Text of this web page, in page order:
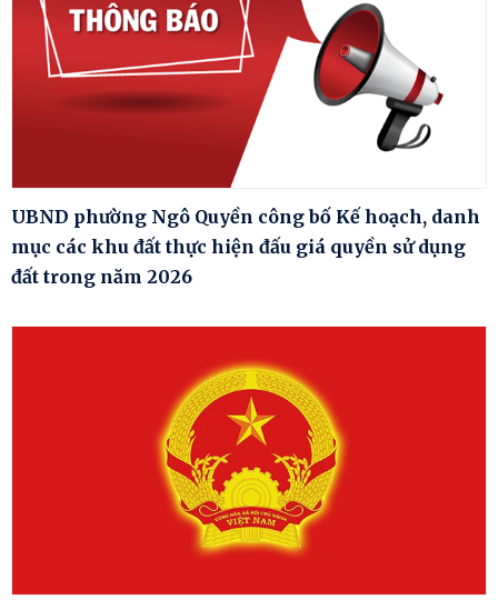
UBND phường Ngô Quyền công bố Kế hoạch, danh
mục các khu đất thực hiện đấu giá quyền sử dụng
đất trong năm 2026